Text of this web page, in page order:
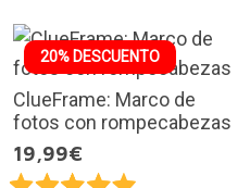
20% DESCUENTO
ClueFrame: Marco de
fotos con rompecabezas
19,99€